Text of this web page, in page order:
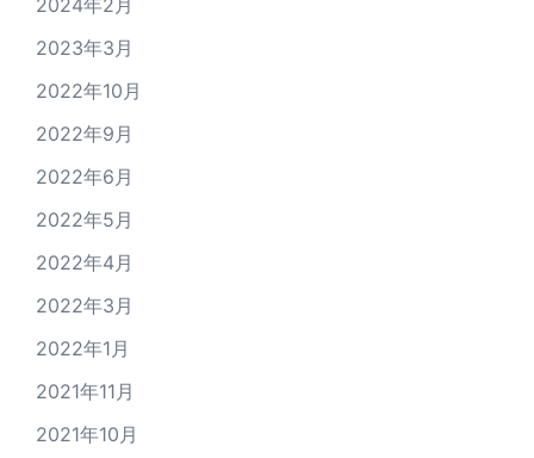
2024年2月
2023年3月
2022年10月
2022年9月
2022年6月
2022年5月
2022年4月
2022年3月
2022年1月
2021年11月
2021年10月